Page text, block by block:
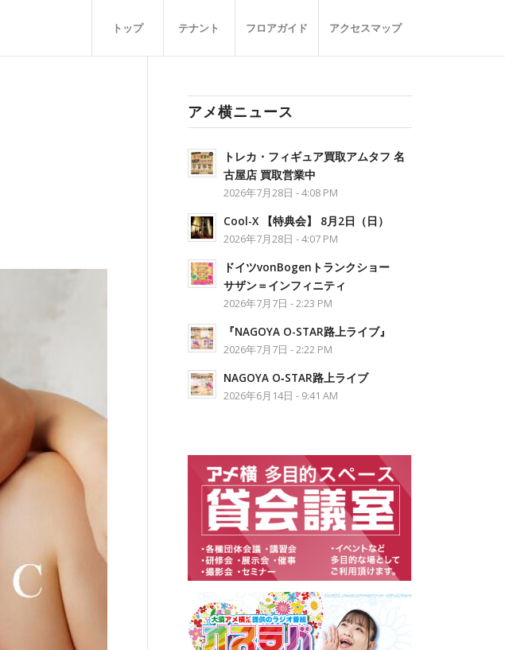
トップ テナント フロアガイド アクセスマップ
アメ横ニュース
トレカ・フィギュア買取アムタフ 名
古屋店 買取営業中
2026年7月28日 - 4:08 PM
Cool-X 【特典会】 8月2日（日）
2026年7月28日 - 4:07 PM
ドイツvonBogenトランクショー
サザン＝インフィニティ
2026年7月7日 - 2:23 PM
『NAGOYA O-STAR路上ライブ』
2026年7月7日 - 2:22 PM
NAGOYA O‐STAR路上ライブ
2026年6月14日 - 9:41 AM